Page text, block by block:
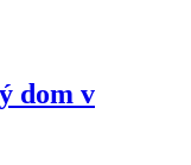
dom v